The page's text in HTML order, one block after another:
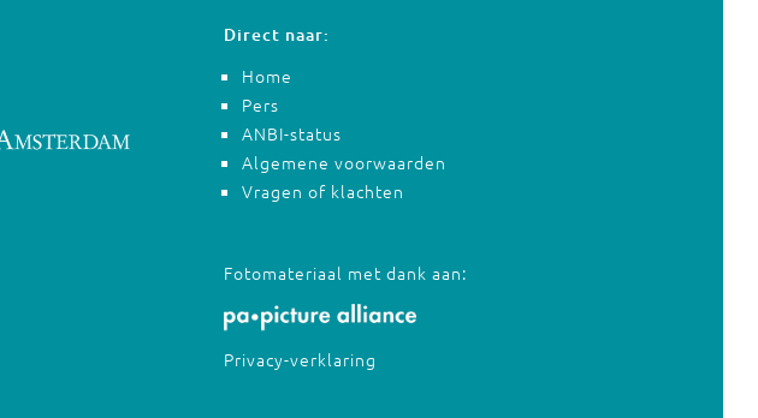
Direct naar:
Home
Pers
ANBI-status
Algemene voorwaarden
Vragen of klachten
Fotomateriaal met dank aan:
Privacy-verklaring